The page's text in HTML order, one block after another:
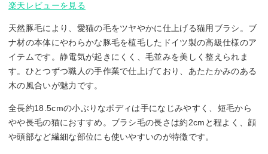
楽天レビューを見る
天然豚毛により、愛猫の毛をツヤやかに仕上げる猫用ブラシ。ブ
ナ材の本体にやわらかな豚毛を植毛したドイツ製の高級仕様のア
イテムです。静電気が起きにくく、毛並みを美しく整えられま
す。ひとつずつ職人の手作業で仕上げており、あたたかみのある
木の風合いが魅力です。
全長約18.5cmの小ぶりなボディは手になじみやすく、短毛から
やや長毛の猫におすすめ。ブラシ毛の長さは約2cmと程よく、顔
や頭部など繊細な部位にも使いやすいのが特徴です。